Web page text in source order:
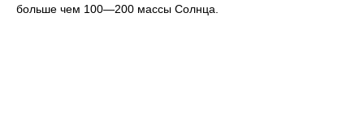
больше чем 100—200 массы Солнца.